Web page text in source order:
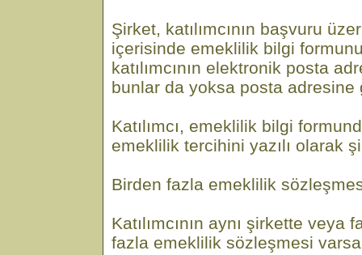
Şirket, katılımcının başvuru
içerisinde emeklilik bilgi
katılımcının elektronik posta
bunlar da yoksa posta adresine
Katılımcı, emeklilik bilgi
emeklilik tercihini yazılı olarak
Birden fazla emeklilik
Katılımcının aynı şirkette veya
fazla emeklilik sözleşmesi